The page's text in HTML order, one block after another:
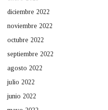
diciembre 2022
noviembre 2022
octubre 2022
septiembre 2022
agosto 2022
julio 2022
junio 2022